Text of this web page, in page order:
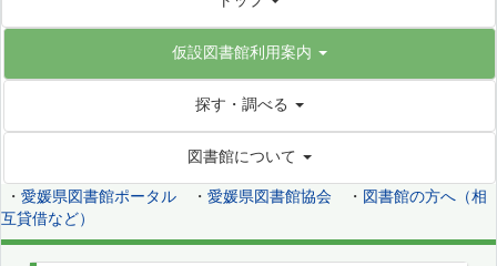
仮設図書館利用案内
探す・調べる
図書館について
・ 愛媛県図書館ポータル ・ 愛媛県図書館協会 ・ 図書館の方へ（相
互貸借など）